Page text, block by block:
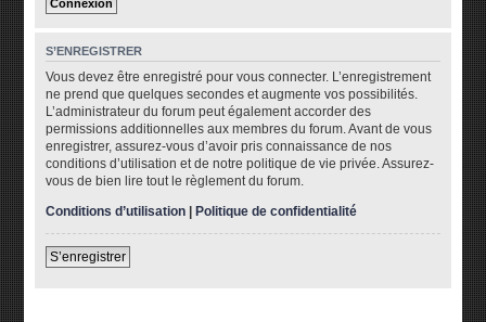
S’ENREGISTRER
Vous devez être enregistré pour vous connecter. L’enregistrement
ne prend que quelques secondes et augmente vos possibilités.
L’administrateur du forum peut également accorder des
permissions additionnelles aux membres du forum. Avant de vous
enregistrer, assurez-vous d’avoir pris connaissance de nos
conditions d’utilisation et de notre politique de vie privée. Assurez-
vous de bien lire tout le règlement du forum.
Conditions d’utilisation |Politique de confidentialité
S’enregistrer